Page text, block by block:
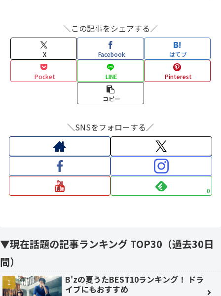
＼この記事をシェアする／
X Facebook はてブ
Pocket LINE Pinterest
コピー
＼SNSをフォローする／
0
▼現在話題の記事ランキング TOP30（過去30日
間）
B'zの夏うたBEST10ランキング！ ドラ
イブにもおすすめ